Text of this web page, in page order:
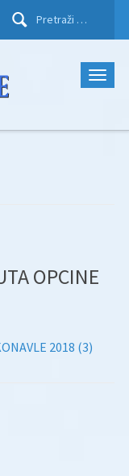
Pretraži:
OPCINE
2018 (3)